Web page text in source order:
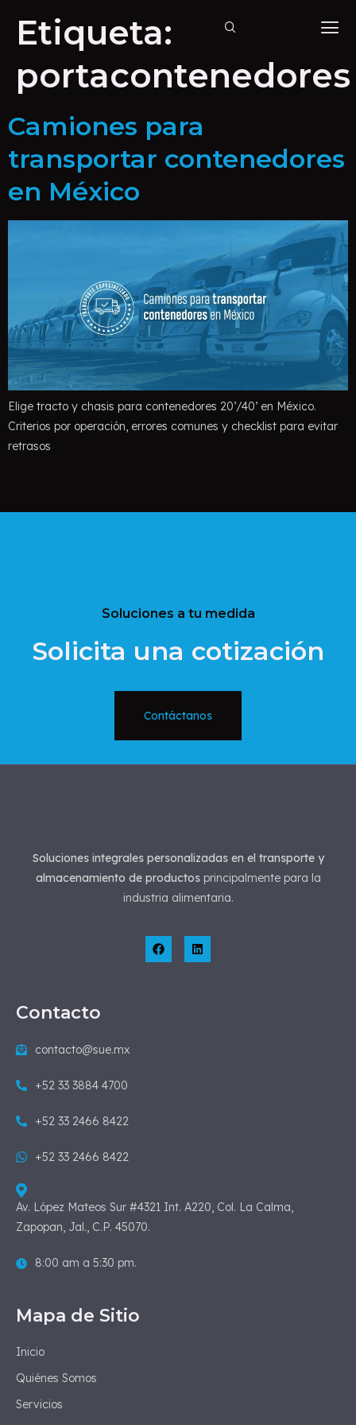
Etiqueta:
portacontenedores
Camiones para
transportar contenedores
en México
Elige tracto y chasis para contenedores 20’/40’ en México.
Criterios por operación, errores comunes y checklist para evitar
retrasos
Soluciones a tu medida
Solicita una cotización
Contáctanos
Soluciones integrales personalizadas en el transporte y
almacenamiento de productosprincipalmente para la
industria alimentaria.
Contacto
contacto@sue.mx
+52 33 3884 4700
+52 33 2466 8422
+52 33 2466 8422
Av. López Mateos Sur #4321 Int. A220, Col. La Calma,
Zapopan, Jal., C.P. 45070.
8:00 am a 5:30 pm.
Mapa de Sitio
Inicio
Quiénes Somos
Servicios